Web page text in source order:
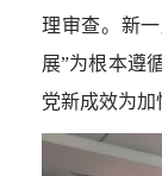
理审查。新
展”为根本遵
党新成效为加